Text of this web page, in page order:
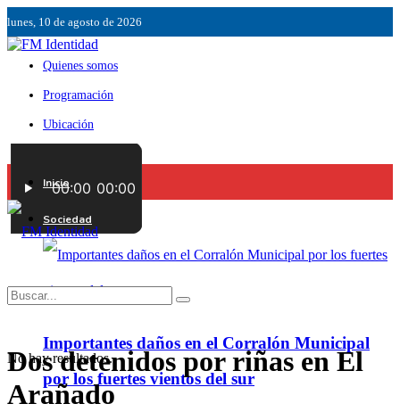
lunes, 10 de agosto de 2026
Quienes somos
Programación
Ubicación
Contáctenos
Inicio
Sociedad
Importantes daños en el Corralón Municipal
por los fuertes vientos del sur
No hay resultados.
Dos detenidos por riñas en El
Arañado